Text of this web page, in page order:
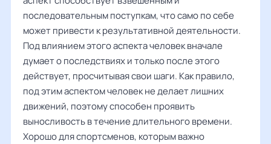
последовательным поступкам, что само по себе
может привести к результативной деятельности.
Под влиянием этого аспекта человек вначале
думает о последствиях и только после этого
действует, просчитывая свои шаги. Как правило,
под этим аспектом человек не делает лишних
движений, поэтому способен проявить
выносливость в течение длительного времени.
Хорошо для спортсменов, которым важно